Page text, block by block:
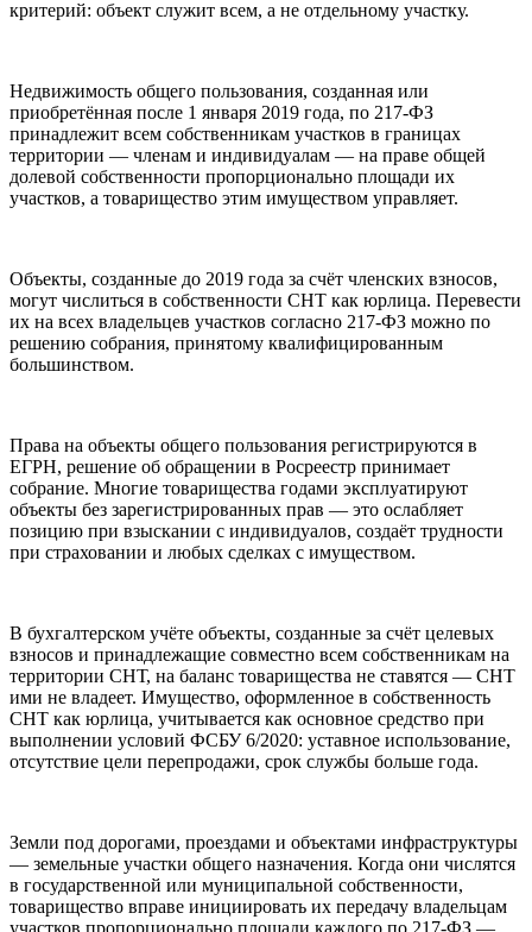
критерий: объект служит всем, а не отдельному участку.
Недвижимость общего пользования, созданная или
приобретённая после 1 января 2019 года, по 217-ФЗ
принадлежит всем собственникам участков в границах
территории — членам и индивидуалам — на праве общей
долевой собственности пропорционально площади их
участков, а товарищество этим имуществом управляет.
Объекты, созданные до 2019 года за счёт членских взносов,
могут числиться в собственности СНТ как юрлица. Перевести
их на всех владельцев участков согласно 217-ФЗ можно по
решению собрания, принятому квалифицированным
большинством.
Права на объекты общего пользования регистрируются в
ЕГРН, решение об обращении в Росреестр принимает
собрание. Многие товарищества годами эксплуатируют
объекты без зарегистрированных прав — это ослабляет
позицию при взыскании с индивидуалов, создаёт трудности
при страховании и любых сделках с имуществом.
В бухгалтерском учёте объекты, созданные за счёт целевых
взносов и принадлежащие совместно всем собственникам на
территории СНТ, на баланс товарищества не ставятся — СНТ
ими не владеет. Имущество, оформленное в собственность
СНТ как юрлица, учитывается как основное средство при
выполнении условий ФСБУ 6/2020: уставное использование,
отсутствие цели перепродажи, срок службы больше года.
Земли под дорогами, проездами и объектами инфраструктуры
— земельные участки общего назначения. Когда они числятся
в государственной или муниципальной собственности,
товарищество вправе инициировать их передачу владельцам